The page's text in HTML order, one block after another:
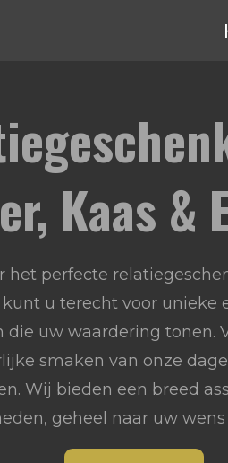
Kaas &
het perfecte
kunt u terecht voor unieke
die uw waardering tonen.
smaken van onze
Wij bieden een breed
geheel naar uw